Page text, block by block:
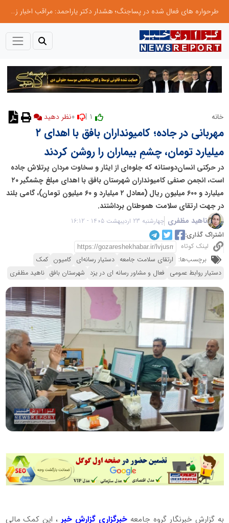
طرحواره های فعال شده در پساجنگ؛ هشدار دکتر یاراحمد: مراقب اخبار زرد و واکنش های هیجانی باشید
خانه نظر دهید
مهربانی در جاده؛ کامیونداران بافق با اهدای ۲
میلیارد تومان، چشمِ بیماران را روشن کردند
در حرکتی انسان‌دوستانه که جلوه‌ای از ایثار و سخاوت مردان پرتلاش جاده
است، انجمن صنفی کامیونداران شهرستان بافق با اهدای مبلغ چشمگیر ۲۰
میلیارد و ۶۰۰ میلیون ریال (معادل ۲ میلیارد و ۶۰ میلیون تومان)، گامی بلند
در جهت ارتقای سلامت هموطنان برداشتند.
ناهید مظفری چهارشنبه 23 اردیبهشت 1405 - 16:12
اشتراک گذاری:
لینک کوتاه
برچسب‌ها: ارتقای سلامت جامعه دستیار رسانه‌ای کامیون کمک
دستیار روابط عمومی فعال و مشاور رسانه ای در یزد شهرستان بافق ناهید مظفری
به گزارش خبرنگار گروه جامعهخبرگزاری گزارش خبر ، این کمک مالی